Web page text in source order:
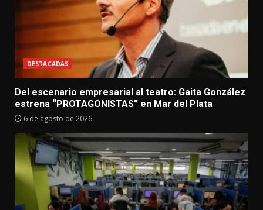
DESTACADAS
Del escenario empresarial al teatro: Gaita González
estrena “PROTAGONISTAS” en Mar del Plata
6 de agosto de 2026